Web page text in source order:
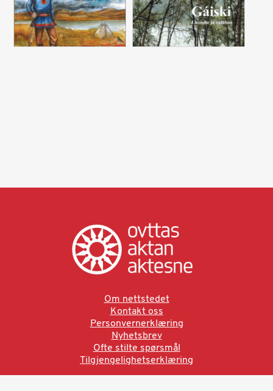
Om nettstedet
Kontakt oss
Personvernerklæring
Nyhetsbrev
Ofte stilte spørsmål
Tilgjengelighetserklæring